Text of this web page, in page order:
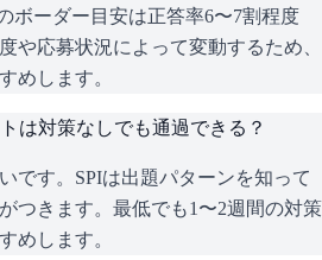
ボーダー目安は正答率6〜7割程度
や応募状況によって変動するため、
めします。
は対策なしでも通過できる？
です。SPIは出題パターンを知って
つきます。最低でも1〜2週間の対策
めします。